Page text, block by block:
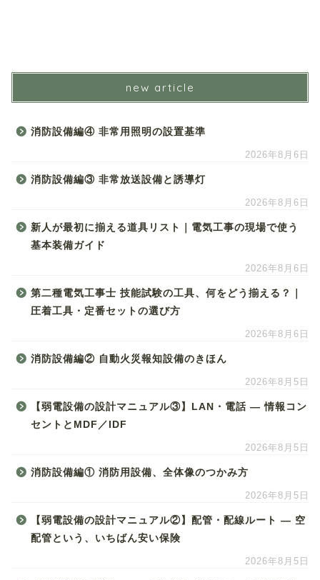
new article
消防設備編④ 非常用照明の設置基準
2026年8月6日
消防設備編③ 非常放送設備と誘導灯
2026年8月6日
新人が最初に揃える道具リスト｜電気工事の現場で使う
基本装備ガイド
2026年8月6日
第二種電気工事士 技能試験の工具、何をどう揃える？｜
圧着工具・定番セットの選び方
2026年8月6日
消防設備編② 自動火災報知設備のきほん
2026年8月5日
【弱電設備の設計マニュアル③】LAN・電話 ― 情報コン
セントとMDF／IDF
2026年8月5日
消防設備編① 消防用設備、全体像のつかみ方
2026年8月5日
【弱電設備の設計マニュアル②】配管・配線ルート ― 空
配管という、いちばん安い保険
2026年8月5日